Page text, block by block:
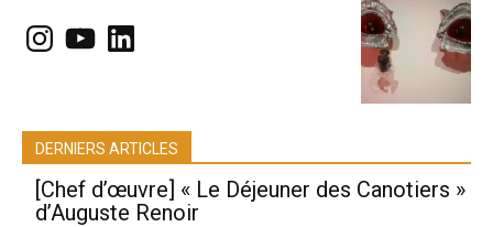
Instagram
YouTubeLinkedIn
DERNIERS ARTICLES
[Chef d’œuvre] « Le Déjeuner des Canotiers »
d’Auguste Renoir